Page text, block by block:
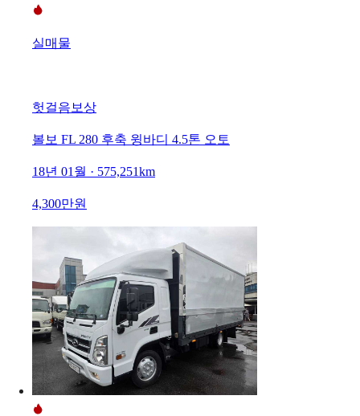
실매물
헛걸음보상
볼보 FL 280 후축 윙바디 4.5톤 오토
18년 01월 · 575,251km
4,300만원